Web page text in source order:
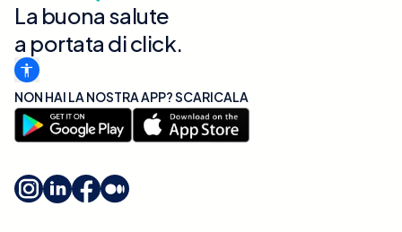
La buona salute
a portata di click.
NON HAI LA NOSTRA APP? SCARICALA